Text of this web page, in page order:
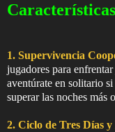
1. Supervivencia
jugadores para
aventúrate en solitario
superar las noches más
2. Ciclo de Tres Días y